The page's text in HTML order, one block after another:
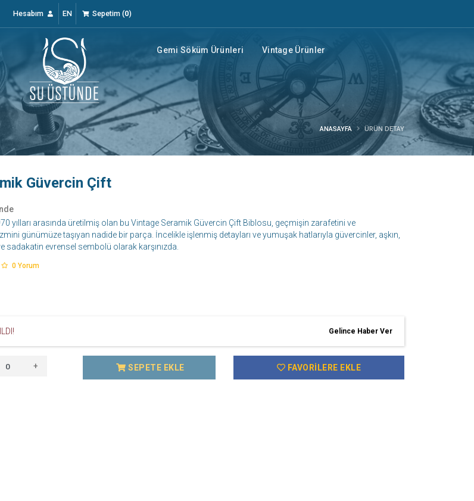
Hesabım EN Sepetim(0)
Gemi Söküm Ürünleri Vintage Ürünler
ANASAYFA ÜRÜN DETAY
Güvercin Çift
yılları arasında üretilmiş olan bu Vintage Seramik Güvercin Çift Biblosu, geçmişin zarafetini ve
günümüze taşıyan nadide bir parça. İncelikle işlenmiş detayları ve yumuşak hatlarıyla güvercinler, aşkın,
sadakatin evrensel sembolü olarak karşınızda.
0 Yorum
Gelince Haber Ver
+ SEPETE EKLE FAVORILERE EKLE